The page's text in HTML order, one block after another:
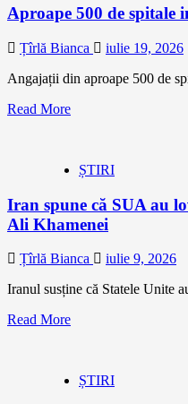
Aproape 500 de spitale
Țîrlă Bianca
iulie 19, 2026
Angajații din aproape 500 de
Read More
ȘTIRI
Iran spune că SUA au
Ali Khamenei
Țîrlă Bianca
iulie 9, 2026
Iranul susține că Statele Unite
Read More
ȘTIRI